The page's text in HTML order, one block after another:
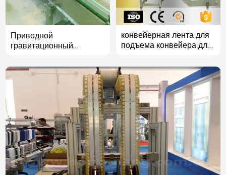
Приводной
гравитационный
пластиковый цепной
конвейер
конвейерная лента для
подъема конвейера для